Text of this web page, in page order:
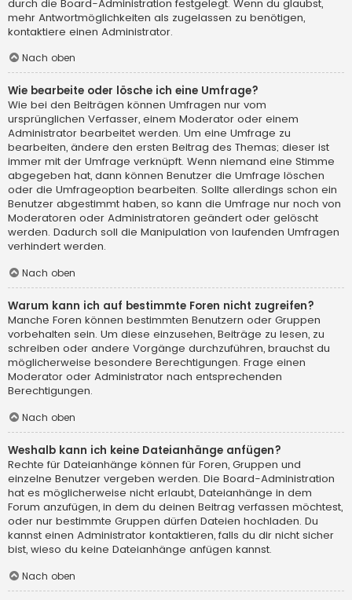
durch die Board-Administration festgelegt. Wenn du glaubst,
mehr Antwortmöglichkeiten als zugelassen zu benötigen,
kontaktiere einen Administrator.
Nach oben
Wie bearbeite oder lösche ich eine Umfrage?
Wie bei den Beiträgen können Umfragen nur vom
ursprünglichen Verfasser, einem Moderator oder einem
Administrator bearbeitet werden. Um eine Umfrage zu
bearbeiten, ändere den ersten Beitrag des Themas; dieser ist
immer mit der Umfrage verknüpft. Wenn niemand eine Stimme
abgegeben hat, dann können Benutzer die Umfrage löschen
oder die Umfrageoption bearbeiten. Sollte allerdings schon ein
Benutzer abgestimmt haben, so kann die Umfrage nur noch von
Moderatoren oder Administratoren geändert oder gelöscht
werden. Dadurch soll die Manipulation von laufenden Umfragen
verhindert werden.
Nach oben
Warum kann ich auf bestimmte Foren nicht zugreifen?
Manche Foren können bestimmten Benutzern oder Gruppen
vorbehalten sein. Um diese einzusehen, Beiträge zu lesen, zu
schreiben oder andere Vorgänge durchzuführen, brauchst du
möglicherweise besondere Berechtigungen. Frage einen
Moderator oder Administrator nach entsprechenden
Berechtigungen.
Nach oben
Weshalb kann ich keine Dateianhänge anfügen?
Rechte für Dateianhänge können für Foren, Gruppen und
einzelne Benutzer vergeben werden. Die Board-Administration
hat es möglicherweise nicht erlaubt, Dateianhänge in dem
Forum anzufügen, in dem du deinen Beitrag verfassen möchtest,
oder nur bestimmte Gruppen dürfen Dateien hochladen. Du
kannst einen Administrator kontaktieren, falls du dir nicht sicher
bist, wieso du keine Dateianhänge anfügen kannst.
Nach oben